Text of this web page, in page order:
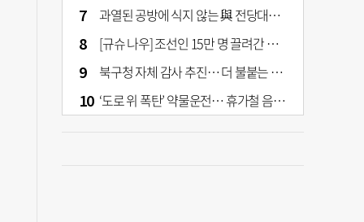
과열된 공방에 식지 않는 與 전당대회… 호남·수도권 집중하는 후보들
[규슈 나우] 조선인 15만 명 끌려간 치쿠호 탄광… 대를 이은 진실 캐기
북구청 자체 감사 추진… 더 불붙는 북구 신청사 갈등
‘도로 위 폭탄’ 약물운전… 휴가철 음주와 병행 단속 [교통안전, 시민이 만든다]